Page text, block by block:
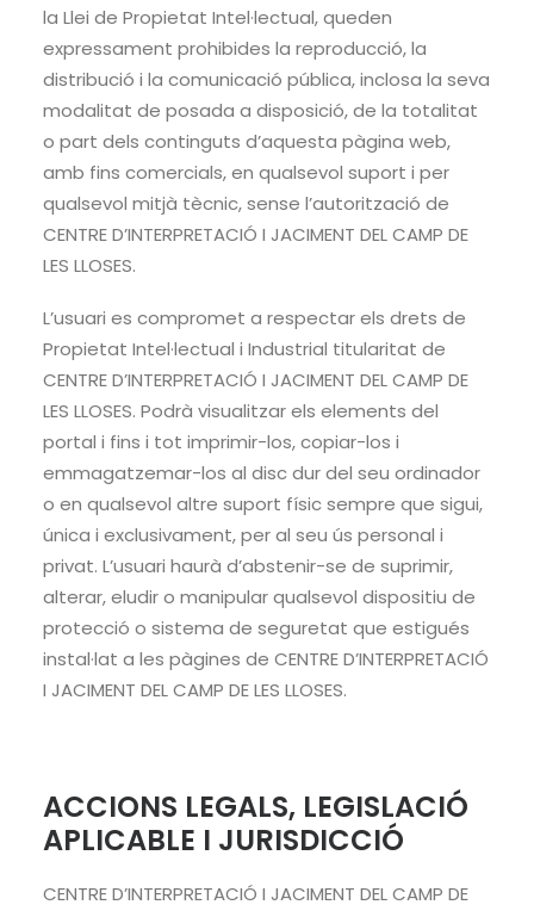
la Llei de Propietat Intel·lectual, queden
expressament prohibides la reproducció, la
distribució i la comunicació pública, inclosa la seva
modalitat de posada a disposició, de la totalitat
o part dels continguts d’aquesta pàgina web,
amb fins comercials, en qualsevol suport i per
qualsevol mitjà tècnic, sense l’autorització de
CENTRE D’INTERPRETACIÓ I JACIMENT DEL CAMP DE
LES LLOSES.
L’usuari es compromet a respectar els drets de
Propietat Intel·lectual i Industrial titularitat de
CENTRE D’INTERPRETACIÓ I JACIMENT DEL CAMP DE
LES LLOSES. Podrà visualitzar els elements del
portal i fins i tot imprimir-los, copiar-los i
emmagatzemar-los al disc dur del seu ordinador
o en qualsevol altre suport físic sempre que sigui,
única i exclusivament, per al seu ús personal i
privat. L’usuari haurà d’abstenir-se de suprimir,
alterar, eludir o manipular qualsevol dispositiu de
protecció o sistema de seguretat que estigués
instal·lat a les pàgines de CENTRE D’INTERPRETACIÓ
I JACIMENT DEL CAMP DE LES LLOSES.
ACCIONS LEGALS, LEGISLACIÓ
APLICABLE I JURISDICCIÓ
CENTRE D’INTERPRETACIÓ I JACIMENT DEL CAMP DE